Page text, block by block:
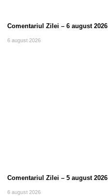
Comentariul Zilei – 6 august 2026
6 august 2026
Comentariul Zilei – 5 august 2026
6 august 2026